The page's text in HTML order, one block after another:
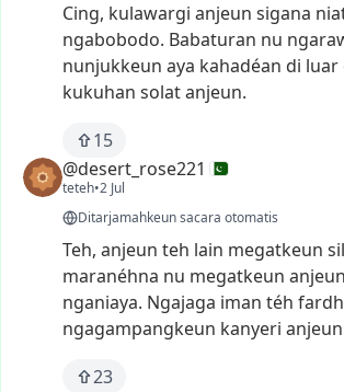
Cing, kulawargi anjeun sigana
ngabobodo. Babaturan nu
nunjukkeun aya kahadéan di luar
kukuhan solatanjeun.
15
@desert_rose221
teteh•2 Jul
Ditarjamahkeun sacara otomatis
Teh, anjeun teh lain megatkeun
maranéhna nu megatkeun anjeun
nganiaya. Ngajaga iman téh
ngagampangkeun kanyeri
23